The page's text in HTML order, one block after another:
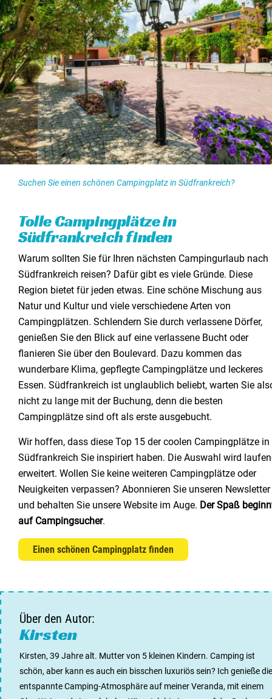
Suchen Sie einen schönen Campingplatz in Südfrankreich?
Tolle Campingplätze in
Südfrankreich finden
Warum sollten Sie für Ihren nächsten Campingurlaub nach
Südfrankreich reisen? Dafür gibt es viele Gründe. Diese
Region bietet für jeden etwas. Eine schöne Mischung aus
Natur und Kultur und viele verschiedene Arten von
Campingplätzen. Schlendern Sie durch verlassene Dörfer,
genießen Sie den Blick auf eine verlassene Bucht oder
flanieren Sie über den Boulevard. Dazu kommen das
wunderbare Klima, gepflegte Campingplätze und leckeres
Essen. Südfrankreich ist unglaublich beliebt, warten Sie
nicht zu lange mit der Buchung, denn die besten
Campingplätze sind oft als erste ausgebucht.
Wir hoffen, dass diese Top 15 der coolen Campingplätze in
Südfrankreich Sie inspiriert haben. Die Auswahl wird
erweitert. Wollen Sie keine weiteren Campingplätze oder
Neuigkeiten verpassen? Abonnieren Sie unseren Newsletter
und behalten Sie unsere Website im Auge. Der Spaß
auf Campingsucher.
Einen schönen Campingplatz finden
Über den Autor:
Kirsten
Kirsten, 39 Jahre alt. Mutter von 5 kleinen Kindern. Camping ist
schön, aber kann es auch ein bisschen luxuriös sein? Ich genieße die
entspannte Camping-Atmosphäre auf meiner Veranda, mit einem